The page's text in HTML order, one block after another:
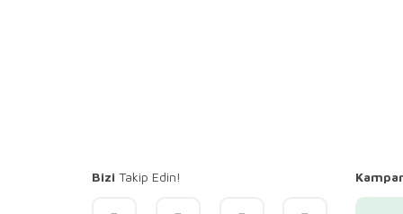
Bizi Takip Edin!